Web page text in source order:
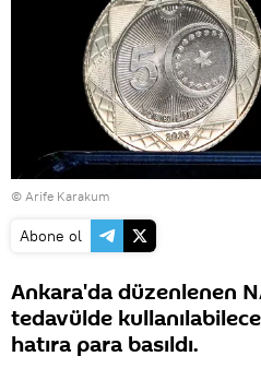
© Arife Karakum
Abone ol
Ankara'da düzenlenen
tedavülde
hatıra para basıldı.